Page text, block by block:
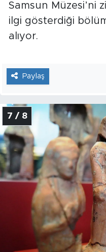
Samsun Müzesi’ni
ilgi gösterdiği
alıyor.
Paylaş
7 / 8